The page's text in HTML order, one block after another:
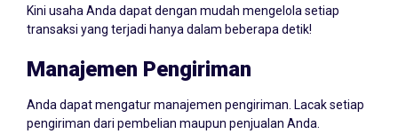
Kini usaha Anda dapat dengan mudah mengelola setiap
transaksi yang terjadi hanya dalam beberapa detik!
Manajemen Pengiriman
Anda dapat mengatur manajemen pengiriman. Lacak setiap
pengiriman dari pembelian maupun penjualan Anda.